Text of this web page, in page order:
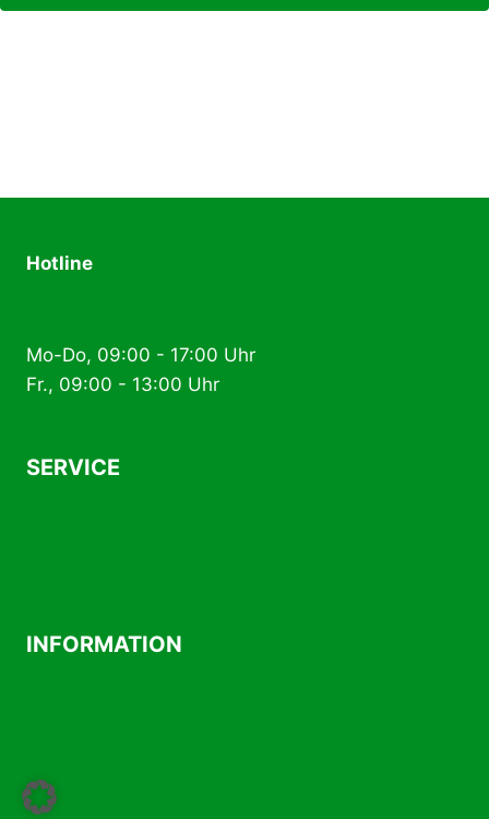
Hotline
Mo-Do, 09:00 - 17:00 Uhr
Fr., 09:00 - 13:00 Uhr
SERVICE
INFORMATION
Widerrufsrecht